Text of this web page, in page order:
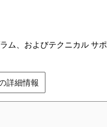
ム、およびテクニカル サポ
詳細情報